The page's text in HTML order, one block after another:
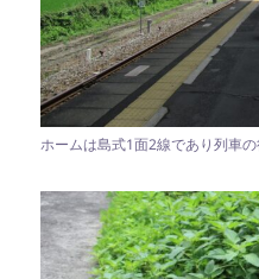
ホームは島式1面2線であり列車の